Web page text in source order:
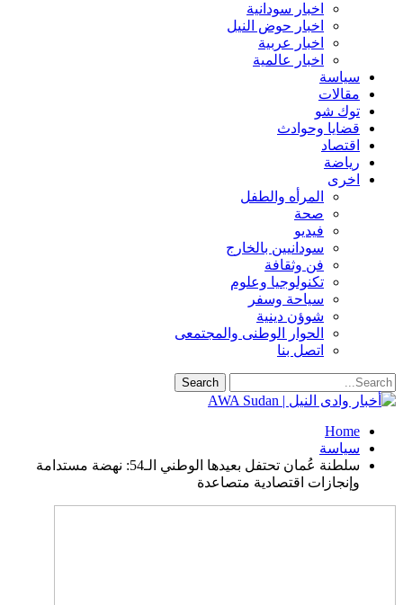
اخبار سودانية
اخبار حوض النيل
اخبار عربية
اخبار عالمية
سياسة
مقالات
توك شو
قضايا وحوادث
اقتصاد
رياضة
اخرى
المرأه والطفل
صحة
فيديو
سودانيين بالخارج
فن وثقافة
تكنولوجيا وعلوم
سياحة وسفر
شوؤن دينية
الحوار الوطنى والمجتمعى
اتصل بنا
Home
سياسة
سلطنة عُمان تحتفل بعيدها الوطني الـ54: نهضة مستدامة
وإنجازات اقتصادية متصاعدة